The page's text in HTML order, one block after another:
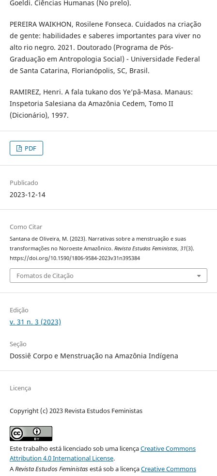
Goeldi. Ciências Humanas (No prelo).
PEREIRA WAIKHON, Rosilene Fonseca. Cuidados na criação
de gente: habilidades e saberes importantes para viver no
alto rio negro. 2021. Doutorado (Programa de Pós-
Graduação em Antropologia Social) - Universidade Federal
de Santa Catarina, Florianópolis, SC, Brasil.
RAMIREZ, Henri. A fala tukano dos Ye’pâ-Masa. Manaus:
Inspetoria Salesiana da Amazônia Cedem, Tomo II
(Dicionário), 1997.
PDF
Publicado
2023-12-14
Como Citar
Santana de Oliveira, M. (2023). Narrativas sobre a menstruação e suas
transformações no Noroeste Amazônico. Revista Estudos Feministas, 31(3).
https://doi.org/10.1590/1806-9584-2023v31n395384
Fomatos de Citação
Edição
v. 31 n. 3 (2023)
Seção
Dossiê Corpo e Menstruação na Amazônia Indígena
Licença
Copyright (c) 2023 Revista Estudos Feministas
Este trabalho está licenciado sob uma licençaCreative Commons
Attribution 4.0 International License.
ARevista Estudos Feministasestá sob a licençaCreative Commons